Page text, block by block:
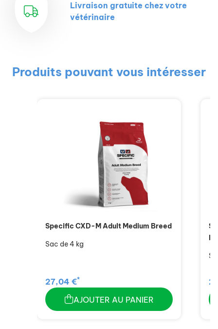
Livraison gratuite chez votre
vétérinaire
Produits pouvant vous intéresser
Specific CXD-M Adult Medium Breed
Sac de 4 kg
27,04 €*
AJOUTER AU PANIER